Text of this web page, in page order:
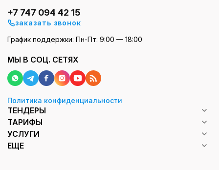
+7 747 094 42 15
заказать звонок
График поддержки: Пн-Пт: 9:00 — 18:00
МЫ В СОЦ. СЕТЯХ
Политика конфиденциальности
ТЕНДЕРЫ
ТАРИФЫ
УСЛУГИ
ЕЩЕ